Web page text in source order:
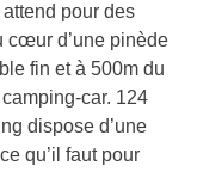
pour des
cœur d’une pinède
fin et à 500m du
car. 124
dispose d’une
qu’il faut pour